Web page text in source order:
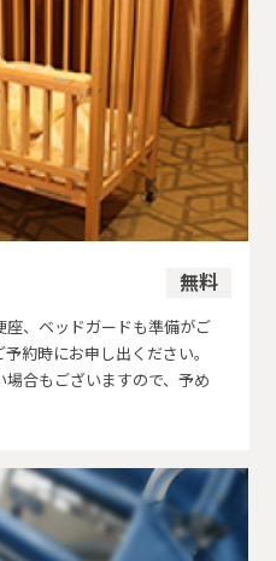
無料
、ベッドガードも準備がご
約時にお申し出ください。
合もございますので、予め